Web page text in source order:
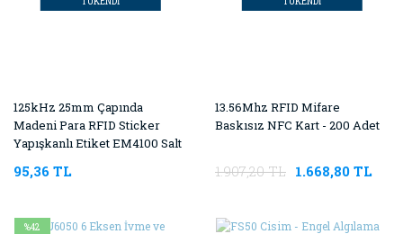
125kHz 25mm Çapında
Madeni Para RFID Sticker
Yapışkanlı Etiket EM4100 Salt
95,36 TL
13.56Mhz RFID Mifare
Baskısız NFC Kart - 200 Adet
1.907,20 TL 1.668,80 TL
%42